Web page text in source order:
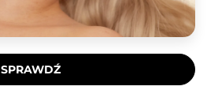
SPRAWDŹ